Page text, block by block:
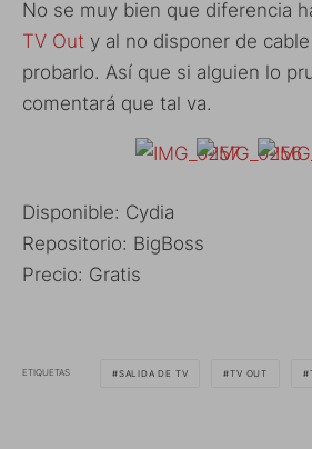
No se muy bien que diferencia
TV Out y al no disponer de
probarlo. Así que si alguien lo
comentará que tal va.
Disponible: Cydia
Repositorio: BigBoss
Precio: Gratis
ETIQUETAS SALIDA DE TV TV OUT